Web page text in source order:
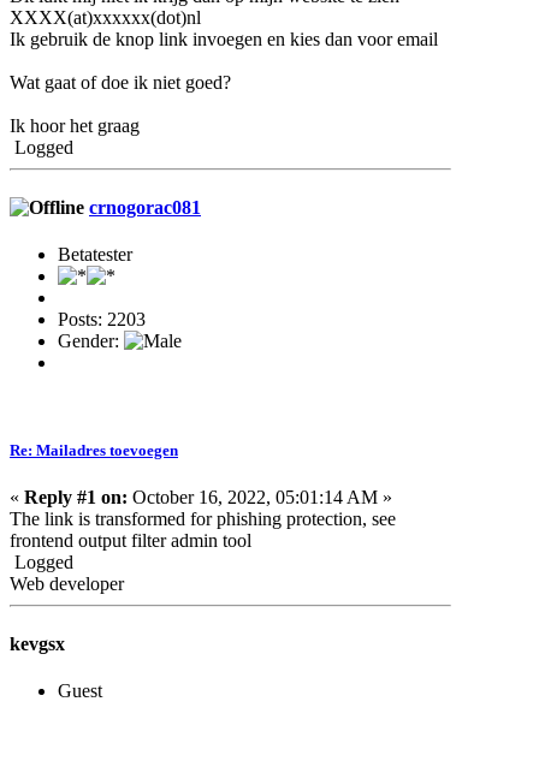
XXXX(at)xxxxxx(dot)nl
Ik gebruik de knop link invoegen en kies dan voor email
Wat gaat of doe ik niet goed?
Ik hoor het graag
Logged
crnogorac081
Betatester
Posts: 2203
Gender:
Re: Mailadres toevoegen
« Reply #1 on: October 16, 2022, 05:01:14 AM »
The link is transformed for phishing protection, see
frontend output filter admin tool
Logged
Web developer
kevgsx
Guest